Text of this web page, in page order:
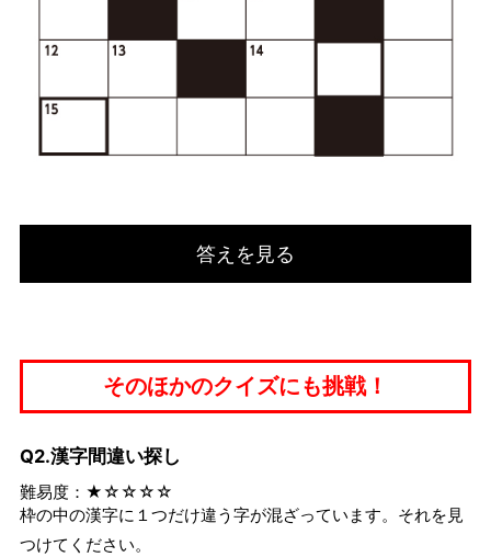
答えを見る
そのほかのクイズにも挑戦！
Q2.漢字間違い探し
難易度：★☆☆☆☆
枠の中の漢字に１つだけ違う字が混ざっています。それを見
つけてください。